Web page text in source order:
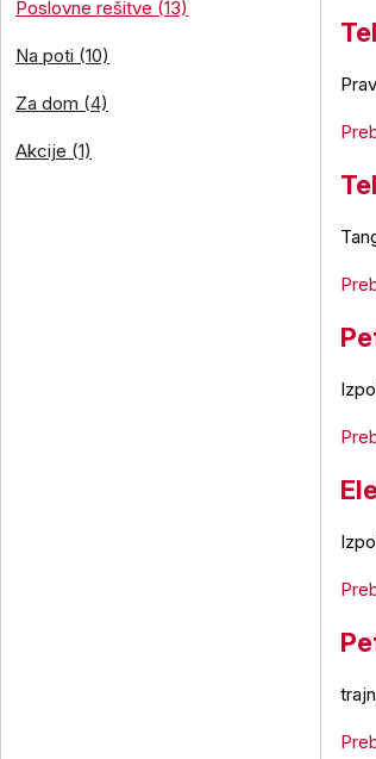
Poslovne rešitve (13)
Na poti (10)
Za dom (4)
Akcije (1)